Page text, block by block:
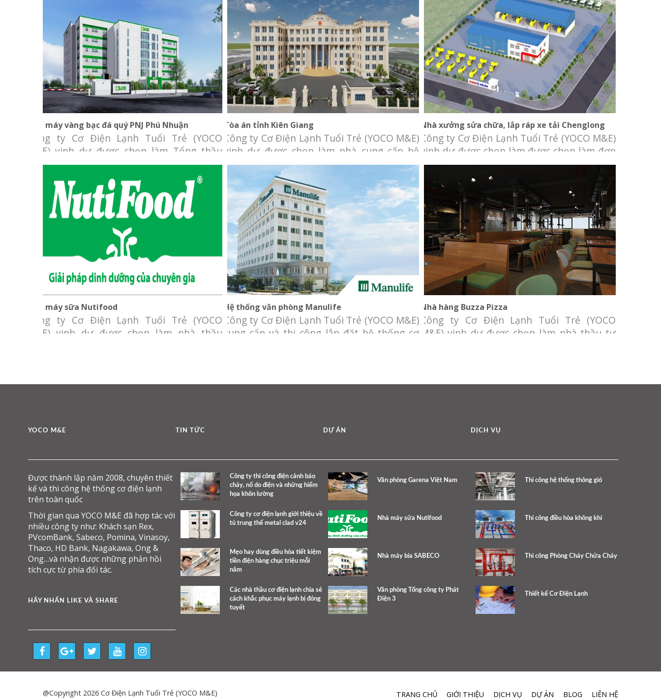
gió cho dự án “Cải tạo, nâng cấp và mở
rộng khách sạn Rex” Chủ đầu tư: Công ty
TNHH MTV Du Lịch Dịch
tư: Công ty CP Kĩ Thuật và Thiết Bị Y Tế Sài
Gòn Địa điểm: Số 823 đường 31C, phường
An Phú, quận 2, Tp.HCM. Hạng
thông gió cho dự án cải tạo Khu văn phòng
và showroom nhà xưởng San Lim. Chủ đầu
tư: San Lim Furniture Địa điểm:
Nhà máy vàng bạc đá quý PNJ Phú Nhuận
Nhà máy vàng bạc đá quý PNJ Phú Nhuận
Công ty Cơ Điện Lạnh Tuổi Trẻ (YOCO
M&E) vinh dự được chọn làm Tổng thầu
thiết kế và cung cấp hệ thống cơ điện lạnh
cho Nhà máy PNJ Long Hậu. Chủ đầu
tư: Công ty TNHH Chế Tác và Kinh Doanh
Trang Sức PNJĐịa điểm: Nhà xưởng cao
tầng – KCN Long Hậu.Hạng mục: Cung cấp
Tòa án tỉnh Kiên Giang
Tòa án tỉnh Kiên Giang
Công ty Cơ Điện Lạnh Tuổi Trẻ (YOCO M&E)
vinh dự được chọn làm nhà cung cấp hệ
thống cơ điện lạnh cho tòa nhà Trụ sở tòa
án tỉnh Kiên Giang. Chủ đầu tư: Tòa án tỉnh
Kiên Giang. Địa điểm: 30 tháng 2 nối dài,
TP.Rạch Giá, tỉnh Kiên Giang. Hạng mục:
Thi công
Nhà xưởng sửa chữa, lắp ráp xe tải
Chenglong
Nhà xưởng sửa chữa, lắp ráp xe tải Chenglong
Công ty Cơ Điện Lạnh Tuổi Trẻ (YOCO M&E)
vinh dự được chọn làm được chọn làm đơn
vị thi công hệ thống cơ điện lạnh cho Nhà
xưởng sửa chữa, lắp ráp xe tải Chenglong.
Chủ đầu tư: Công ty TNHH Ô Tô Hải Âu. Địa
điểm: Khu Công Nghiệp Tân Phú Trung, Củ
Chi.
Nhà máy sữa Nutifood
Nhà máy sữa Nutifood
Công ty Cơ Điện Lạnh Tuổi Trẻ (YOCO
M&E) vinh dự được chọn làm nhà thầu
CP Thực phẩm dinh dưỡng Nutifood Bình
Hệ thống văn phòng Manulife
Hệ thống văn phòng Manulife
Công ty Cơ Điện Lạnh Tuổi Trẻ (YOCO M&E)
cung cấp và thi công lắp đặt hệ thống cơ
điểm: Trên cả nước: Cà Mau, Bạc Liêu, Trà
Nhà hàng Buzza Pizza
Nhà hàng Buzza Pizza
Công ty Cơ Điện Lạnh Tuổi Trẻ (YOCO
M&E) vinh dự được chọn làm nhà thầu tư
Nhà hàng Buzza Pizza Địa điểm: khu dân cư
YOCO M&E
Được thành lập năm 2008, chuyên thiết
kế và thi công hệ thống cơ điện lạnh
trên toàn quốc
Thời gian qua YOCO M&E đã hợp tác với
nhiều công ty như: Khách sạn Rex,
PVcomBank, Sabeco, Pomina, Vinasoy,
Thaco, HD Bank, Nagakawa, Ong &
Ong…và nhận được những phản hồi
tích cực từ phía đối tác.
HÃY NHẤN LIKE VÀ SHARE
TIN TỨC
Công ty thi công điện cảnh báo
cháy, nổ do điện và những hiểm
họa khôn lường
Công ty cơ điện lạnh giới thiệu về
tủ trung thế metal clad v24
Mẹo hay dùng điều hòa tiết kiệm
tiền điện hàng chục triệu mỗi
năm
Các nhà thầu cơ điện lạnh chia sẻ
cách khắc phục máy lạnh bị đóng
tuyết
DỰ ÁN
Văn phòng Garena Việt Nam
Nhà máy sữa Nutifood
Nhà máy bia SABECO
Văn phòng Tổng công ty Phát
Điện 3
DỊCH VỤ
Thi công hệ thống thông gió
Thi công điều hòa không khí
Thi công Phòng Cháy Chữa Cháy
Thiết kế Cơ Điện Lạnh
@Copyright 2026 Cơ Điện Lạnh Tuổi Trẻ (YOCO M&E) TRANG CHỦ GIỚI THIỆU DỊCH VỤ DỰ ÁN BLOG LIÊN HỆ